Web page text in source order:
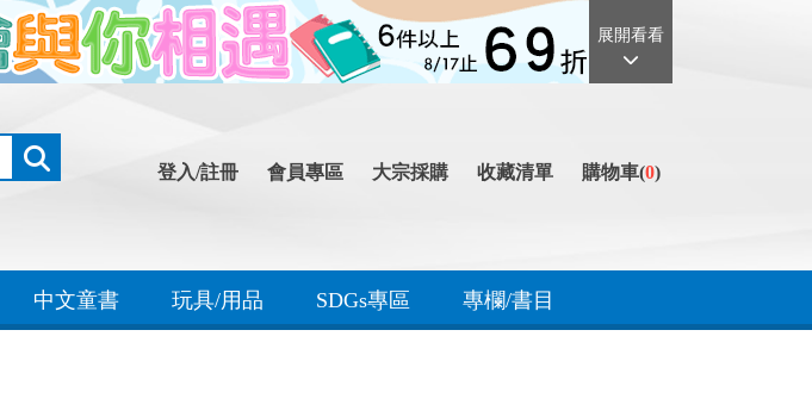
展開看看
登入/註冊 會員專區 大宗採購 收藏清單 購物車(0)
中文童書 玩具/用品 SDGs專區 專欄/書目